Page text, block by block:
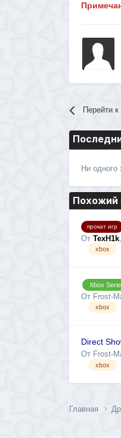
Перейти
Ни одного
Похожий
прокат игр
От TexH1k,
xbox
Xbox
От Frost-
xbox
Direct
От Frost-
xbox
Главная